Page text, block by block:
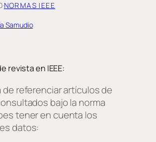
·NORMAS IEEE
Samudio
revista en IEEE:
de referenciar artículos de
bajo la norma
tener en cuenta los
datos: